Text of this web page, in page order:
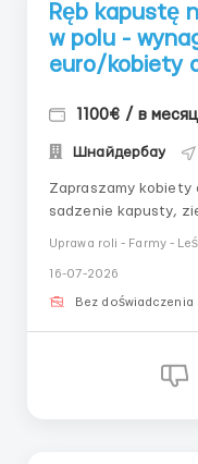
Ręb kapustę
w polu -
euro/kobiety
1100€ / в месяц
Шнайдербау
Zapraszamy kobiety
sadzenie kapusty,
świeżym powietrzu,
właśnie w polach.
doświadczenie w
Uprawa roli - Farmy -
16-07-2026
Bez doświadczenia